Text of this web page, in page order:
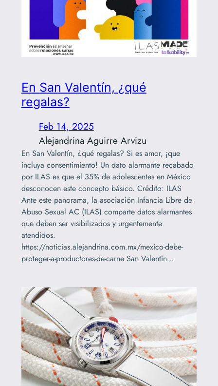
En San Valentín, ¿qué
regalas?
Feb 14, 2025
Alejandrina Aguirre Arvizu
En San Valentín, ¿qué regalas? Si es amor, ¡que
incluya consentimiento! Un dato alarmante recabado
por ILAS es que el 35% de adolescentes en México
desconocen este concepto básico. Crédito: ILAS
Ante este panorama, la asociación Infancia Libre de
Abuso Sexual AC (ILAS) comparte datos alarmantes
que deben ser visibilizados y urgentemente
atendidos.
https://noticias.alejandrina.com.mx/mexico-debe-
proteger-a-productores-de-carne San Valentín…